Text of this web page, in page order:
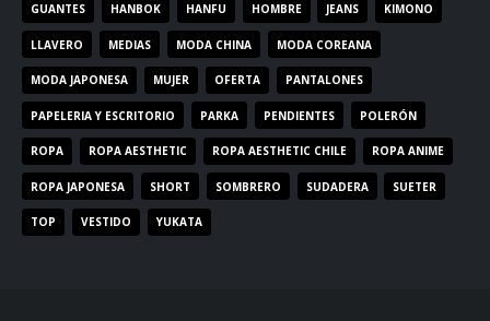
GUANTES HANBOK HANFU HOMBRE JEANS KIMONO
LLAVERO MEDIAS MODA CHINA MODA COREANA
MODA JAPONESA MUJER OFERTA PANTALONES
PAPELERIA Y ESCRITORIO PARKA PENDIENTES POLERÓN
ROPA ROPA AESTHETIC ROPA AESTHETIC CHILE ROPA ANIME
ROPA JAPONESA SHORT SOMBRERO SUDADERA SUETER
TOP VESTIDO YUKATA